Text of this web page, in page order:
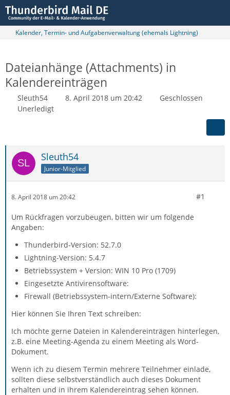
Kalender, Termin- und Aufgabenverwaltung (ehemals Lightning)
Dateianhänge (Attachments) in
Kalendereinträgen
Sleuth54 8. April 2018 um 20:42
Geschlossen
Unerledigt
Sleuth54
Junior-Mitglied
8. April 2018 um 20:42 #1
Um Rückfragen vorzubeugen, bitten wir um folgende
Angaben:
Thunderbird-Version: 52.7.0
Lightning-Version: 5.4.7
Betriebssystem + Version: WIN 10 Pro (1709)
Eingesetzte Antivirensoftware:
Firewall (Betriebssystem-intern/Externe Software):
Hier können Sie Ihren Text schreiben:
Ich möchte gerne Dateien in Kalendereinträgen hinterlegen,
z.B. eine Meeting-Agenda zu einem Meeting als Word-
Dokument.
Wenn ich zu diesem Termin mehrere Teilnehmer einlade,
sollten diese selbstverständlich auch dieses Dokument
erhalten und in ihrem Kalendereintrag sehen können.